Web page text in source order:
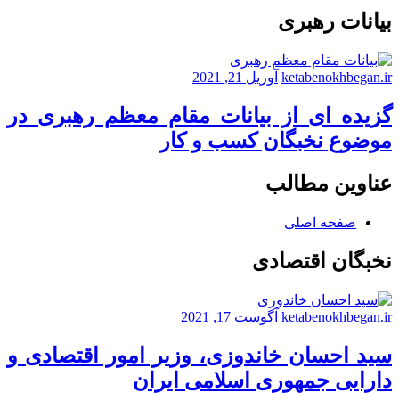
آزاد
بیانات رهبری
ketabenokhbegan.ir آوریل 21, 2021
گزیده ای از بیانات مقام معظم رهبری در
موضوع نخبگان کسب و کار
عناوین مطالب
صفحه اصلی
نخبگان اقتصادی
ketabenokhbegan.ir آگوست 17, 2021
سید احسان خاندوزی، وزیر امور اقتصادی و
دارایی جمهوری اسلامی ایران